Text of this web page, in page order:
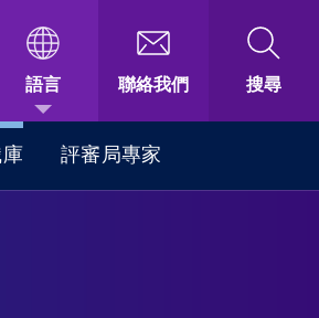
語言 聯絡我們 搜尋
評審局專家